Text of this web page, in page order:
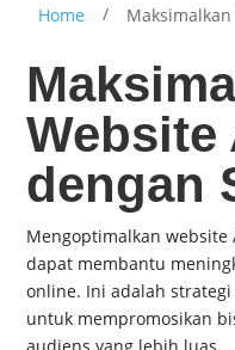
Home /
Website
dengan
Mengoptimalkan website
dapat membantu
online. Ini adalah
untuk mempromosikan